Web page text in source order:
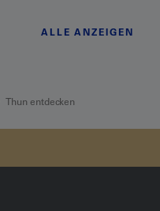
ALLE ANZEIGEN
Thun entdecken